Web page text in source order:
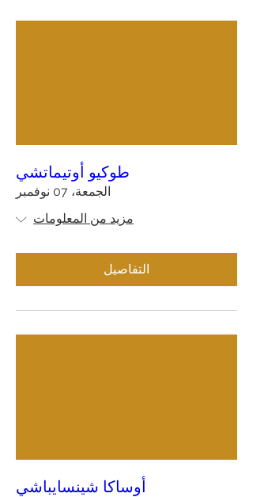
طوكيو أوتيماتشي
الجمعة، 07 نوفمبر
مزيد من المعلومات
التفاصيل
أوساكا شينسايباشي